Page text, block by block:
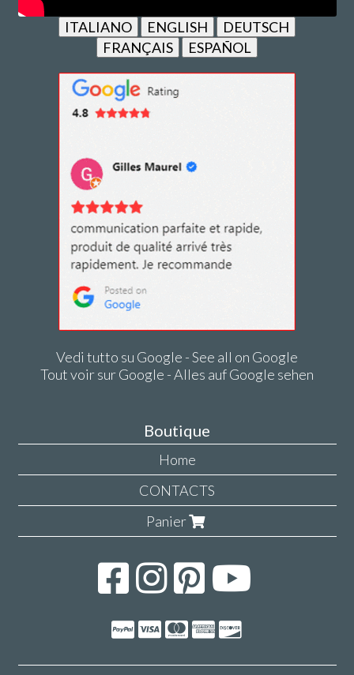
ITALIANO ENGLISH
DEUTSCH
FRANÇAIS
ESPAÑOL
Vedi tutto su Google - See all on Google
Tout voir sur Google - Alles auf Google sehen
Boutique
Home
CONTACTS
Panier